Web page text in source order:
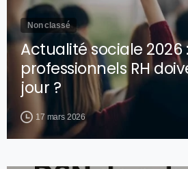
Non classé
Actualité sociale 2026
professionnels RH
jour ?
17 mars 2026